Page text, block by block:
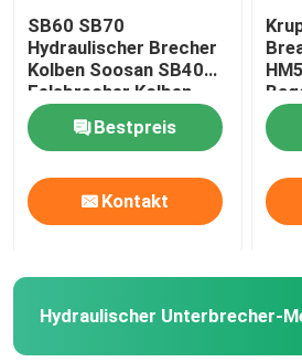
Hydraulischer Unterbrecher-
Unterbrecher-Dichtung
Unterbrecher-Bolzen
Hydraulische Büsche
SB60 SB70
Hydraulischer Brecher
Kolben Soosan SB40
Felsbrecher Kolben
DS9P
Bestpreis
Kontakt
Hydraulischer Unterbrecher-